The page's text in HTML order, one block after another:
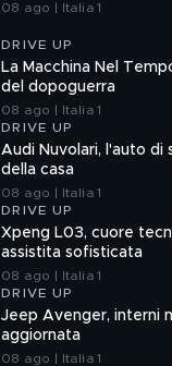
08 ago | Italia 1
DRIVE UP
La Macchina Nel
del dopoguerra
08 ago | Italia 1
DRIVE UP
Audi Nuvolari, l'auto di
della casa
08 ago | Italia 1
DRIVE UP
Xpeng L03, cuore
assistita sofisticata
08 ago | Italia 1
DRIVE UP
Jeep Avenger, interni
aggiornata
08 ago | Italia 1